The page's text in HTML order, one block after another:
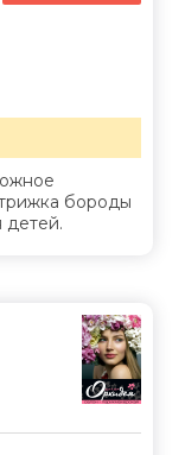
бороды
детей.